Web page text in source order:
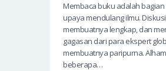
Membaca buku adalah bagian
upaya mendulang ilmu. Diskusi
membuatnya lengkap, dan
gagasan dari para ekspert
membuatnya paripurna.
beberapa…